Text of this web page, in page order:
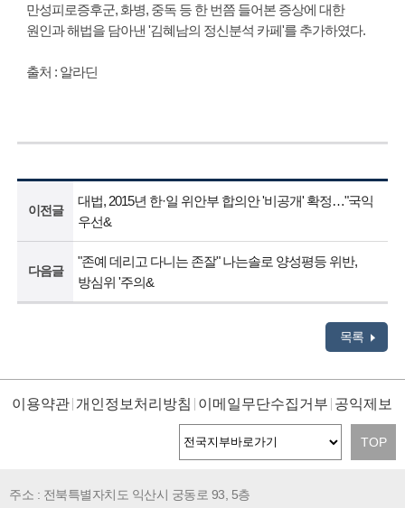
만성피로증후군, 화병, 중독 등 한 번쯤 들어본 증상에 대한
원인과 해법을 담아낸 '김혜남의 정신분석 카페'를 추가하였다.
출처 : 알라딘
이전글
대법, 2015년 한·일 위안부 합의안 '비공개' 확정…"국익
우선&
다음글
"존예 데리고 다니는 존잘" 나는솔로 양성평등 위반,
방심위 '주의&
목록
이용약관 개인정보처리방침 이메일무단수집거부 공익제보
TOP
주소 : 전북특별자치도 익산시 궁동로 93, 5층